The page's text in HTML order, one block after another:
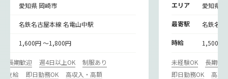
愛知県 岡崎市
名鉄名古屋本線 名電山中駅
1,600円 ～1,800円
長期歓迎 週4日以上OK
制服あり
支給
即日勤務OK
高収入・高額
エリア 愛知県
最寄駅 名鉄名
時給 1,500円
未経験OK
長期歓
即日勤務OK
高収